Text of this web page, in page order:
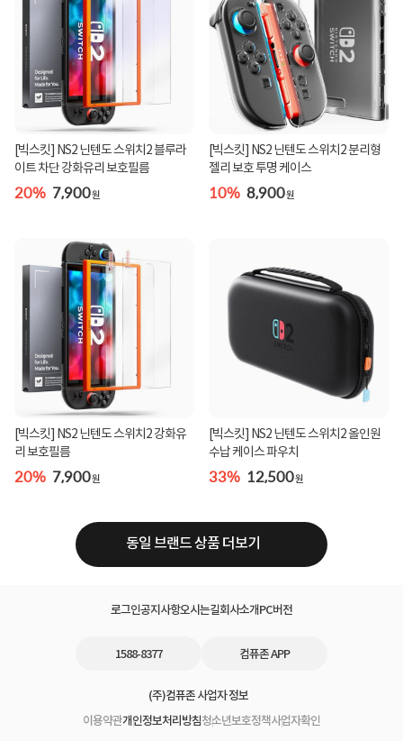
[빅스킷] NS2 닌텐도 스위치2 블루라
이트 차단 강화유리 보호필름
20% 7,900원
[빅스킷] NS2 닌텐도 스위치2 분리형
젤리 보호 투명 케이스
10% 8,900원
[빅스킷] NS2 닌텐도 스위치2 강화유
리 보호필름
20% 7,900원
[빅스킷] NS2 닌텐도 스위치2 올인원
수납 케이스 파우치
33% 12,500원
동일 브랜드 상품 더보기
로그인공지사항오시는길회사소개PC버전
1588-8377 컴퓨존 APP
(주)컴퓨존 사업자 정보
이용약관개인정보처리방침청소년보호정책사업자확인